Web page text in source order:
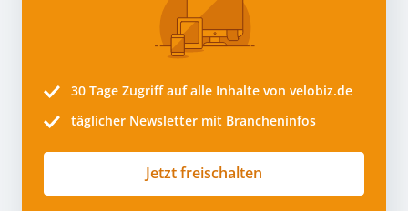
30 Tage Zugriff auf alle Inhalte von velobiz.de
täglicher Newsletter mit Brancheninfos
Jetzt freischalten